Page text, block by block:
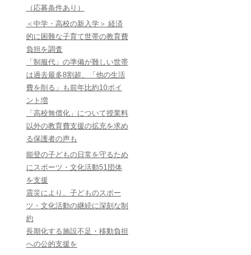
（応募条件あり）
＜中学・高校の新入学＞ 経済
的に困難な子育て世帯の教育費
負担を調査
「制服代」の準備が難しい世帯
は過去最多8割超、「他の生活
費を削る」も前年比約10ポイ
ント増
「高校無償化」について授業料
以外の教育費支援の拡充を求め
る保護者の声も
能登の子どもの日常を守るため
にスポーツ・文化活動51団体
を支援
震災により、子どものスポー
ツ・文化活動の継続に深刻な制
約
長期化する施設不足・移動負担
への公的支援を